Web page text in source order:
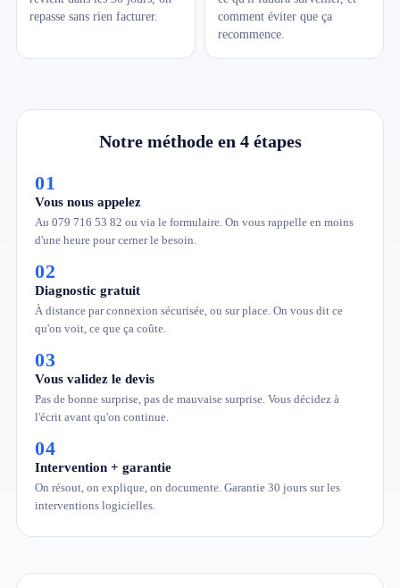
repasse sans rien facturer.
comment éviter que ça
recommence.
Notre méthode en 4 étapes
01
Vous nous appelez
Au 079 716 53 82 ou via le formulaire. On vous rappelle en moins
d'une heure pour cerner le besoin.
02
Diagnostic gratuit
À distance par connexion sécurisée, ou sur place. On vous dit ce
qu'on voit, ce que ça coûte.
03
Vous validez le devis
Pas de bonne surprise, pas de mauvaise surprise. Vous décidez à
l'écrit avant qu'on continue.
04
Intervention + garantie
On résout, on explique, on documente. Garantie 30 jours sur les
interventions logicielles.